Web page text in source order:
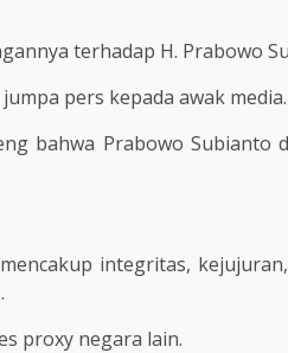
terhadap H. Prabowo
pers kepada awak media.
bahwa Prabowo Subianto
integritas,
proxy negara lain.